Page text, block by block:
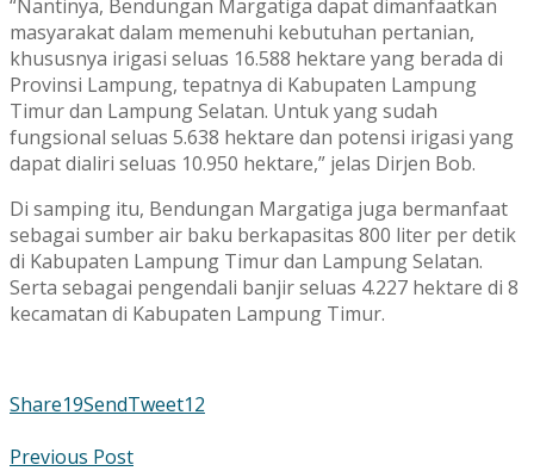
“Nantinya, Bendungan Margatiga dapat dimanfaatkan
masyarakat dalam memenuhi kebutuhan pertanian,
khususnya irigasi seluas 16.588 hektare yang berada di
Provinsi Lampung, tepatnya di Kabupaten Lampung
Timur dan Lampung Selatan. Untuk yang sudah
fungsional seluas 5.638 hektare dan potensi irigasi yang
dapat dialiri seluas 10.950 hektare,” jelas Dirjen Bob.
Di samping itu, Bendungan Margatiga juga bermanfaat
sebagai sumber air baku berkapasitas 800 liter per detik
di Kabupaten Lampung Timur dan Lampung Selatan.
Serta sebagai pengendali banjir seluas 4.227 hektare di 8
kecamatan di Kabupaten Lampung Timur.
Share19SendTweet12
Previous Post